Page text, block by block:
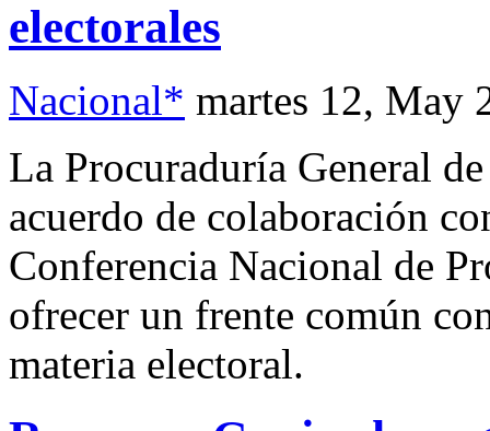
electorales
Nacional* martes 12, May
La Procuraduría General
acuerdo de colaboración
Conferencia Nacional de
ofrecer un frente común
materia electoral.